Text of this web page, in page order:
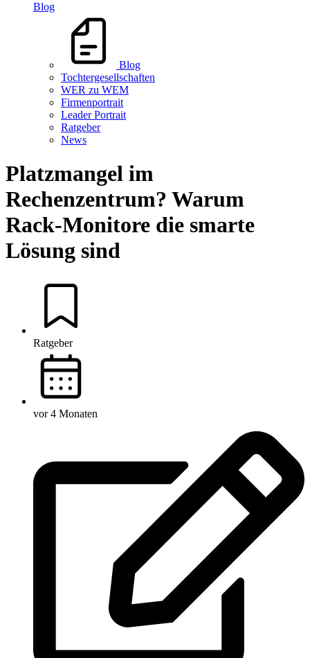
Blog
Blog
Tochtergesellschaften
WER zu WEM
Firmenportrait
Leader Portrait
Ratgeber
News
Platzmangel im
Rechenzentrum? Warum
Rack-Monitore die smarte
Lösung sind
Ratgeber
vor 4 Monaten